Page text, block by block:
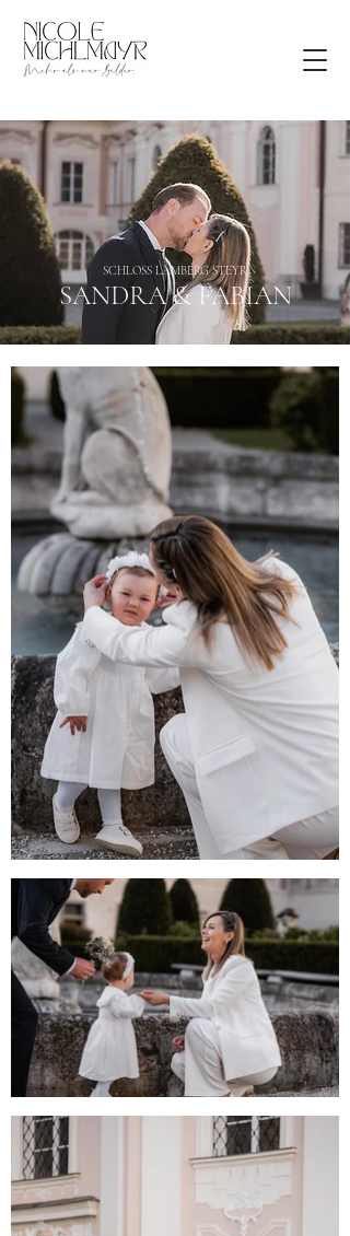
SANDRA & FABIAN
SCHLOSS LAMBERG STEYR